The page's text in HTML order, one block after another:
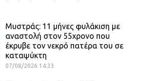
Μυστράς: 11 μήνες φυλάκιση με
αναστολή στον 55χρονο που
έκρυβε τον νεκρό πατέρα του σε
καταψύκτη
07/08/2026 14:33